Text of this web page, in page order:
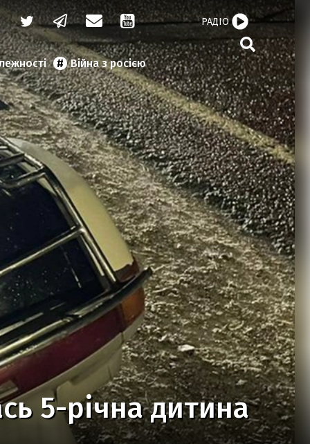
Війна з росією
РАДІО
5-річна дитина